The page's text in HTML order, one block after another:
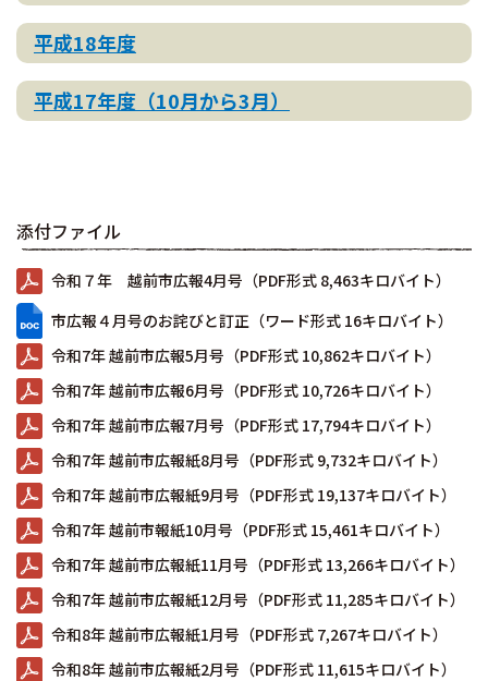
平成18年度
平成17年度（10月から3月）
添付ファイル
令和７年 越前市広報4月号（PDF形式 8,463キロバイト）
市広報４月号のお詫びと訂正（ワード形式 16キロバイト）
令和7年 越前市広報5月号（PDF形式 10,862キロバイト）
令和7年 越前市広報6月号（PDF形式 10,726キロバイト）
令和7年 越前市広報7月号（PDF形式 17,794キロバイト）
令和7年 越前市広報紙8月号（PDF形式 9,732キロバイト）
令和7年 越前市広報紙9月号（PDF形式 19,137キロバイト）
令和7年 越前市報紙10月号（PDF形式 15,461キロバイト）
令和7年 越前市広報紙11月号（PDF形式 13,266キロバイト）
令和7年 越前市広報紙12月号（PDF形式 11,285キロバイト）
令和8年 越前市広報紙1月号（PDF形式 7,267キロバイト）
令和8年 越前市広報紙2月号（PDF形式 11,615キロバイト）